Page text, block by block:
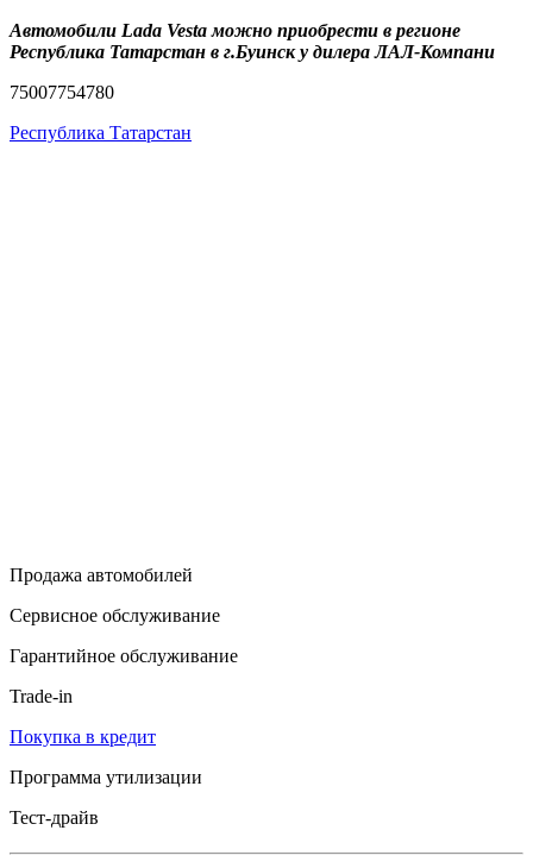
Автомобили Lada Vesta можно приобрести в регионе
Республика Татарстан в г.Буинск у дилера ЛАЛ-Компани
75007754780
Республика Татарстан
Продажа автомобилей
Сервисное обслуживание
Гарантийное обслуживание
Trade-in
Покупка в кредит
Программа утилизации
Тест-драйв